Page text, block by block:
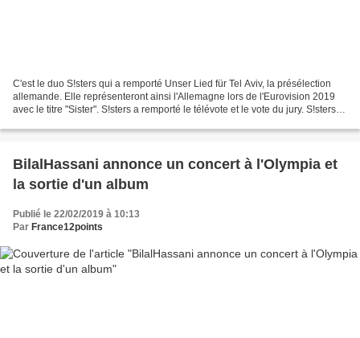
C'est le duo S!sters qui a remporté Unser Lied für Tel Aviv, la présélection
allemande. Elle représenteront ainsi l'Allemagne lors de l'Eurovision 2019
avec le titre "Sister". S!sters a remporté le télévote et le vote du jury. S!sters -
BilalHassani annonce un concert à l'Olympia et
la sortie d'un album
Publié le 22/02/2019 à 10:13
Par France12points